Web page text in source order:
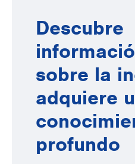
Descubre
sobre la
adquiere
profundo